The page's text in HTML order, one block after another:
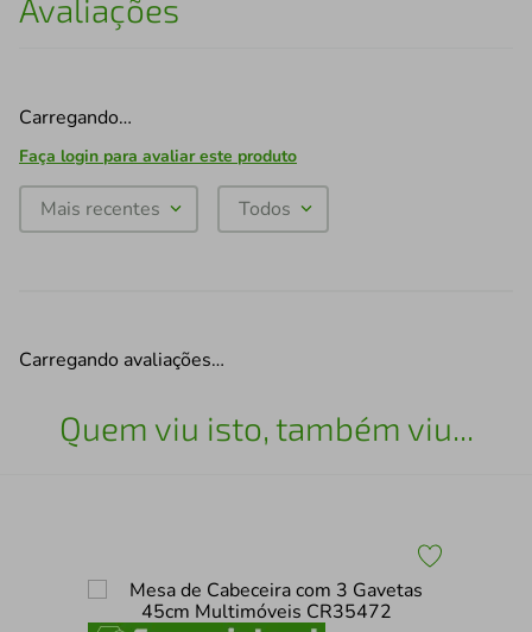
Avaliações
Carregando…
Faça login para avaliar este produto
Mais recentes Todos
Carregando avaliações…
Quem viu isto, também viu...